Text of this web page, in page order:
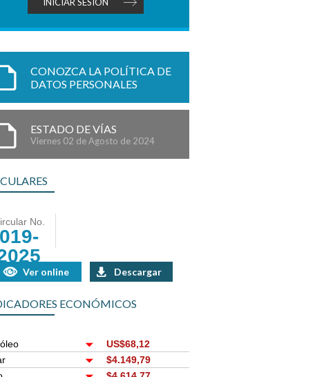
CONOZCA LA POLÍTICA DE
DATOS PERSONALES
ESTADO DE VÍAS
Viernes 02 de Agosto de 2024
No.
019-
Ver online Descargar
ECONÓMICOS
US$68,12
$4.149,79